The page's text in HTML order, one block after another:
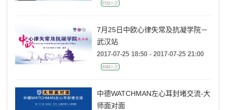
2712人次
7月25日中欧心律失常及抗凝学院－
武汉站
2017-07-25 18:50 - 2017-07-25 21:00
3184人次
中德WATCHMAN左心耳封堵交流-大
师面对面